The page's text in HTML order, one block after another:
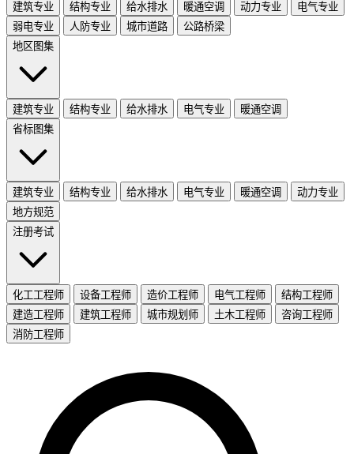
建筑专业 结构专业 给水排水 暖通空调 动力专业
电气专业
弱电专业
人防专业 城市道路
公路桥梁
地区图集
建筑专业 结构专业 给水排水 电气专业
暖通空调
省标图集
建筑专业 结构专业 给水排水 电气专业 暖通空调
动力专业
地方规范
注册考试
化工工程师 设备工程师 造价工程师 电气工程师
结构工程师
建造工程师
建筑工程师 城市规划师 土木工程师
咨询工程师
消防工程师